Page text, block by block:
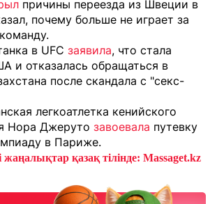
причины переезда из Швеции в
почему больше не играет за
в UFC заявила, что стала
и отказалась обращаться в
после скандала с "секс-
легкоатлетка кенийского
Нора Джеруто завоевала путевку
в Париже.
жаңалықтар қазақ тілінде: Massaget.kz